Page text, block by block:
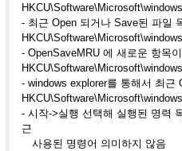
- 최근 Open 되거나 Save된 파일
- OpenSaveMRU 에 새로운 항목
- windows explorer를 통해서 최근
- 시작->실행 선택해 실행된 명력
근
사용된 명령어 의미하지 않음